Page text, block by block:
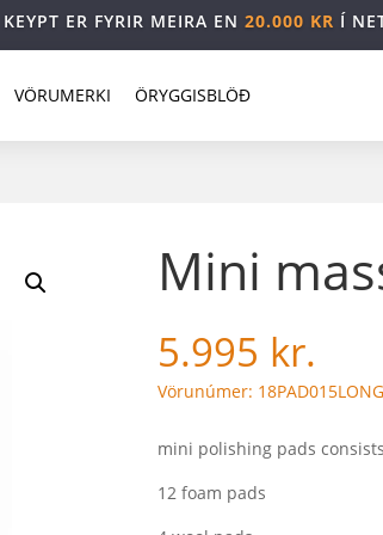
ER FYRIR MEIRA EN20.000 KR Í
VÖRUMERKI ÖRYGGISBLÖÐ
Mini
5.995 kr.
Vörunúmer: 18PAD015LONG
mini polishing pads
12 foam pads